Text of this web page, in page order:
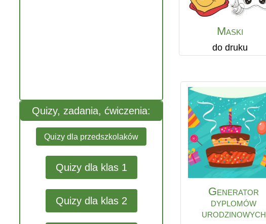
Quizy, zadania, ćwiczenia:
Quizy dla przedszkolaków
Quizy dla klas 1
Quizy dla klas 2
Generator
dyplomów
urodzinowych
Maski
do druku